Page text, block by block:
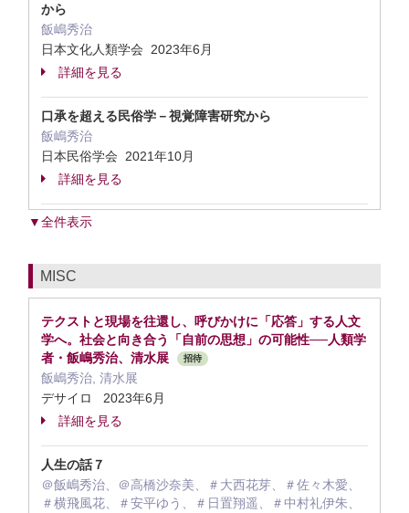
から
飯嶋秀治
日本文化人類学会 2023年6月
詳細を見る
口承を超える民俗学－視覚障害研究から
飯嶋秀治
日本民俗学会 2021年10月
詳細を見る
▼全件表示
MISC
テクストと現場を往還し、呼びかけに「応答」する人文
学へ。社会と向き合う「自前の思想」の可能性──人類学
者・飯嶋秀治、清水展
招待
飯嶋秀治, 清水展
デサイロ 2023年6月
詳細を見る
人生の話７
＠飯嶋秀治、＠高橋沙奈美、＃大西花芽、＃佐々木愛、
＃横飛風花、＃安平ゆう、＃日置翔遥、＃中村礼伊朱、